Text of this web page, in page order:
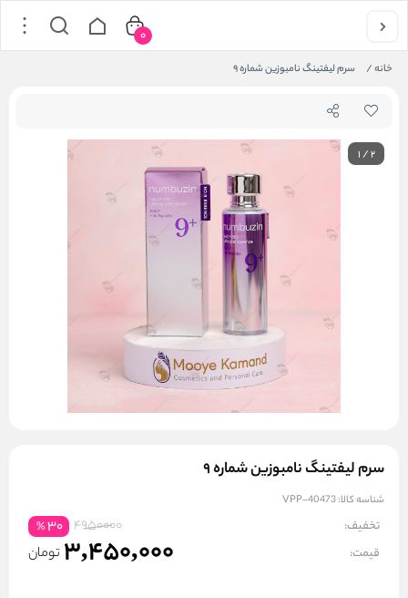
خانه/ سرم لیفتینگ نامبوزین شماره ۹
0
1/2
سرم لیفتینگ نامبوزین شماره ۹
شناسه کالا:VPP-40473
تخفیف: 4950000
30
%
قیمت: 3,450,000 تومان